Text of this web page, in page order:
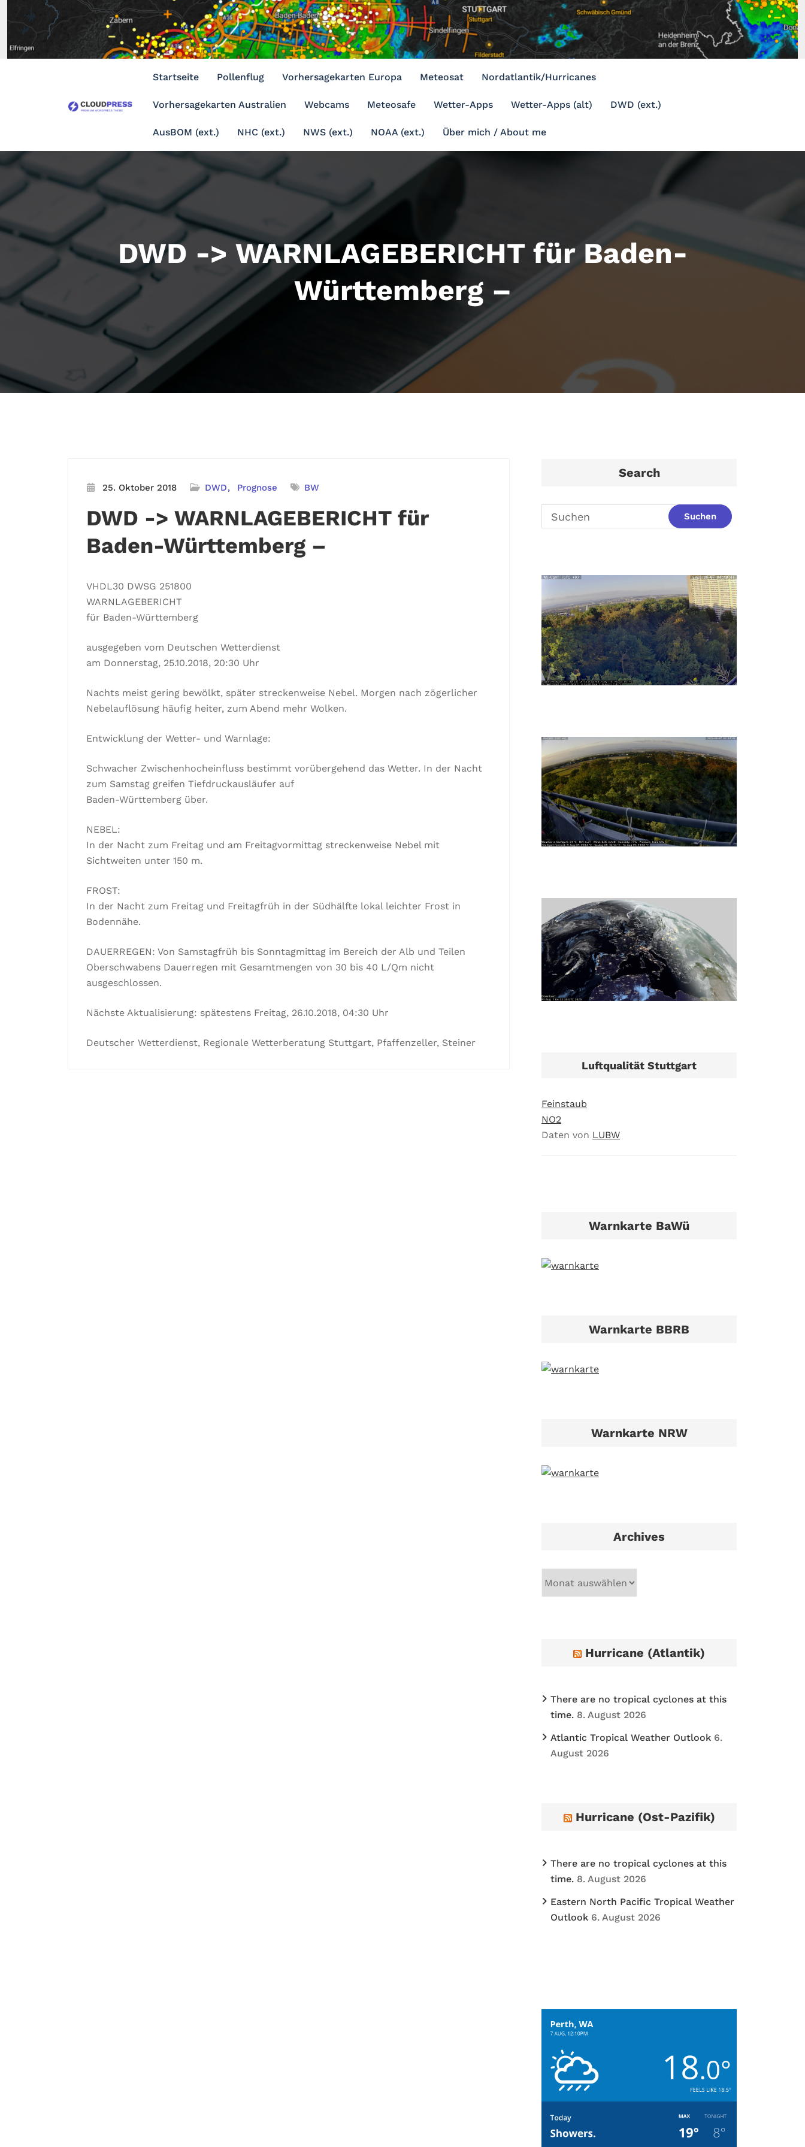
Inhalt
springen
Startseite Pollenflug Vorhersagekarten Europa Meteosat Nordatlantik/Hurricanes
Vorhersagekarten Australien Webcams Meteosafe Wetter-Apps Wetter-Apps (alt) DWD (ext.)
AusBOM (ext.) NHC (ext.) NWS (ext.) NOAA (ext.) Über mich / About me
DWD -> WARNLAGEBERICHT für Baden-
Württemberg –
25. Oktober 2018 DWD Prognose BW
DWD -> WARNLAGEBERICHT für
Baden-Württemberg –
VHDL30 DWSG 251800
WARNLAGEBERICHT
für Baden-Württemberg
ausgegeben vom Deutschen Wetterdienst
am Donnerstag, 25.10.2018, 20:30 Uhr
Nachts meist gering bewölkt, später streckenweise Nebel. Morgen nach zögerlicher
Nebelauflösung häufig heiter, zum Abend mehr Wolken.
Entwicklung der Wetter- und Warnlage:
Schwacher Zwischenhocheinfluss bestimmt vorübergehend das Wetter. In der Nacht
zum Samstag greifen Tiefdruckausläufer auf
Baden-Württemberg über.
NEBEL:
In der Nacht zum Freitag und am Freitagvormittag streckenweise Nebel mit
Sichtweiten unter 150 m.
FROST:
In der Nacht zum Freitag und Freitagfrüh in der Südhälfte lokal leichter Frost in
Bodennähe.
DAUERREGEN: Von Samstagfrüh bis Sonntagmittag im Bereich der Alb und Teilen
Oberschwabens Dauerregen mit Gesamtmengen von 30 bis 40 L/Qm nicht
ausgeschlossen.
Nächste Aktualisierung: spätestens Freitag, 26.10.2018, 04:30 Uhr
Deutscher Wetterdienst, Regionale Wetterberatung Stuttgart, Pfaffenzeller, Steiner
Search
Luftqualität Stuttgart
Feinstaub
NO2
Daten von LUBW
Warnkarte BaWü
Warnkarte BBRB
Warnkarte NRW
Archives
Hurricane (Atlantik)
There are no tropical cyclones at this
time. 8. August 2026
Atlantic Tropical Weather Outlook 6.
August 2026
Hurricane (Ost-Pazifik)
There are no tropical cyclones at this
time. 8. August 2026
Eastern North Pacific Tropical Weather
Outlook 6. August 2026